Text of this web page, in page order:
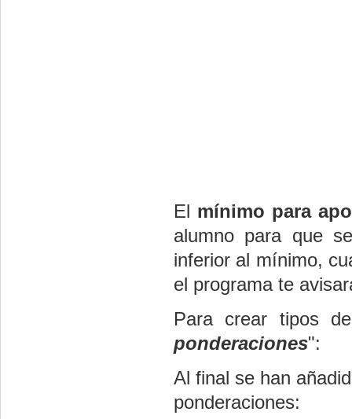
El mínimo para
alumno para que
inferior al mínimo,
el programa te
Para crear tipos
ponderaciones":
Al final se han
ponderaciones: